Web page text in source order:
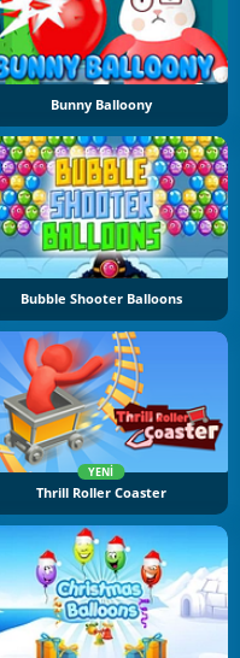
Bunny Balloony
Bubble Shooter Balloons
YENI
Thrill Roller Coaster